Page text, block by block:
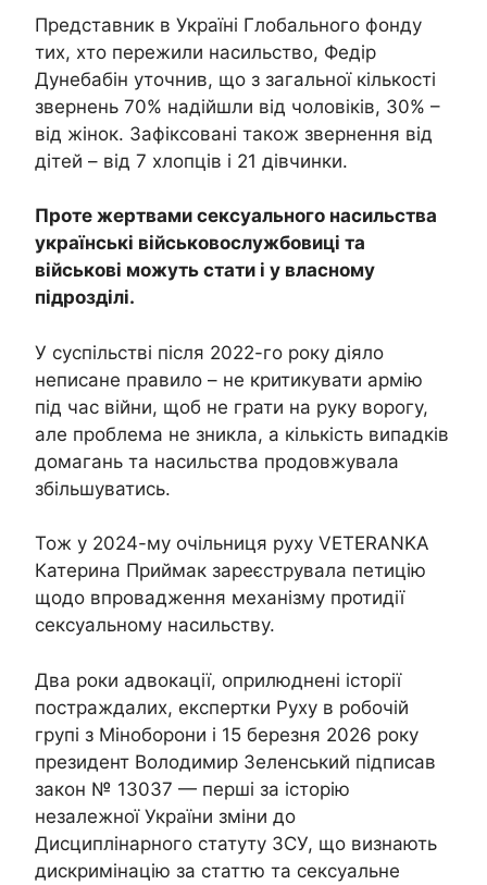
Представник в Україні Глобального фонду
тих, хто пережили насильство, Федір
Дунебабін уточнив, що з загальної кількості
звернень 70% надійшли від чоловіків, 30% –
від жінок. Зафіксовані також звернення від
дітей – від 7 хлопців і 21 дівчинки.
Проте жертвами сексуального насильства
українські військовослужбовиці та
військові можуть стати і у власному
підрозділі.
У суспільстві після 2022-го року діяло
неписане правило – не критикувати армію
під час війни, щоб не грати на руку ворогу,
але проблема не зникла, а кількість випадків
домагань та насильства продовжувала
збільшуватись.
Тож у 2024-му очільниця руху VETERANKA
Катерина Приймак зареєструвала петицію
щодо впровадження механізму протидії
сексуальному насильству.
Два роки адвокації, оприлюднені історії
постраждалих, експертки Руху в робочій
групі з Міноборони і 15 березня 2026 року
президент Володимир Зеленський підписав
закон № 13037 — перші за історію
незалежної України зміни до
Дисциплінарного статуту ЗСУ, що визнають
дискримінацію за статтю та сексуальне